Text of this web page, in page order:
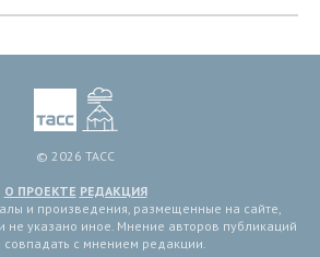
© 2026 ТАСС
О ПРОЕКТЕ РЕДАКЦИЯ
и произведения, размещенные на сайте,
не указано иное. Мнение авторов публикаций
совпадать с мнением редакции.